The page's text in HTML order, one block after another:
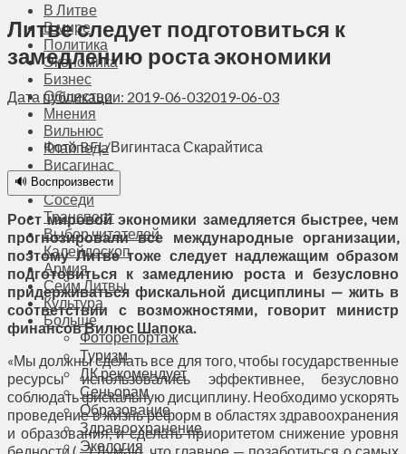
В Литве
В мире
Политика
Экономика
Бизнес
Общество
Мнения
Вильнюс
Клайпеда
Висагинас
Регионы
Соседи
Транспорт
Выбор читателей
Калейдоскоп
Армия
Сейм Литвы
Культура
Больше
Фоторепортаж
Туризм
ЛК рекомендует
Сеньорам
Образование
Здравоохранение
Экология
Литве следует подготовиться к
замедлению роста экономики
Дата публикации: 2019-06-032019-06-03
Фото BFL/Вигинтаса Скарайтиса
🔊 Воспроизвести
Рост мировой экономики замедляется быстрее, чем
прогнозировали все международные организации,
поэтому Литве тоже следует надлежащим образом
подготовиться к замедлению роста и безусловно
придерживаться фискальной дисциплины — жить в
соответствии с возможностями, говорит министр
финансов Вилюс Шапока.
«Мы должны сделать все для того, чтобы государственные
ресурсы использовались эффективнее, безусловно
соблюдать фискальную дисциплину. Необходимо ускорять
проведение в жизнь реформ в областях здравоохранения
и образования, и сделать приоритетом снижение уровня